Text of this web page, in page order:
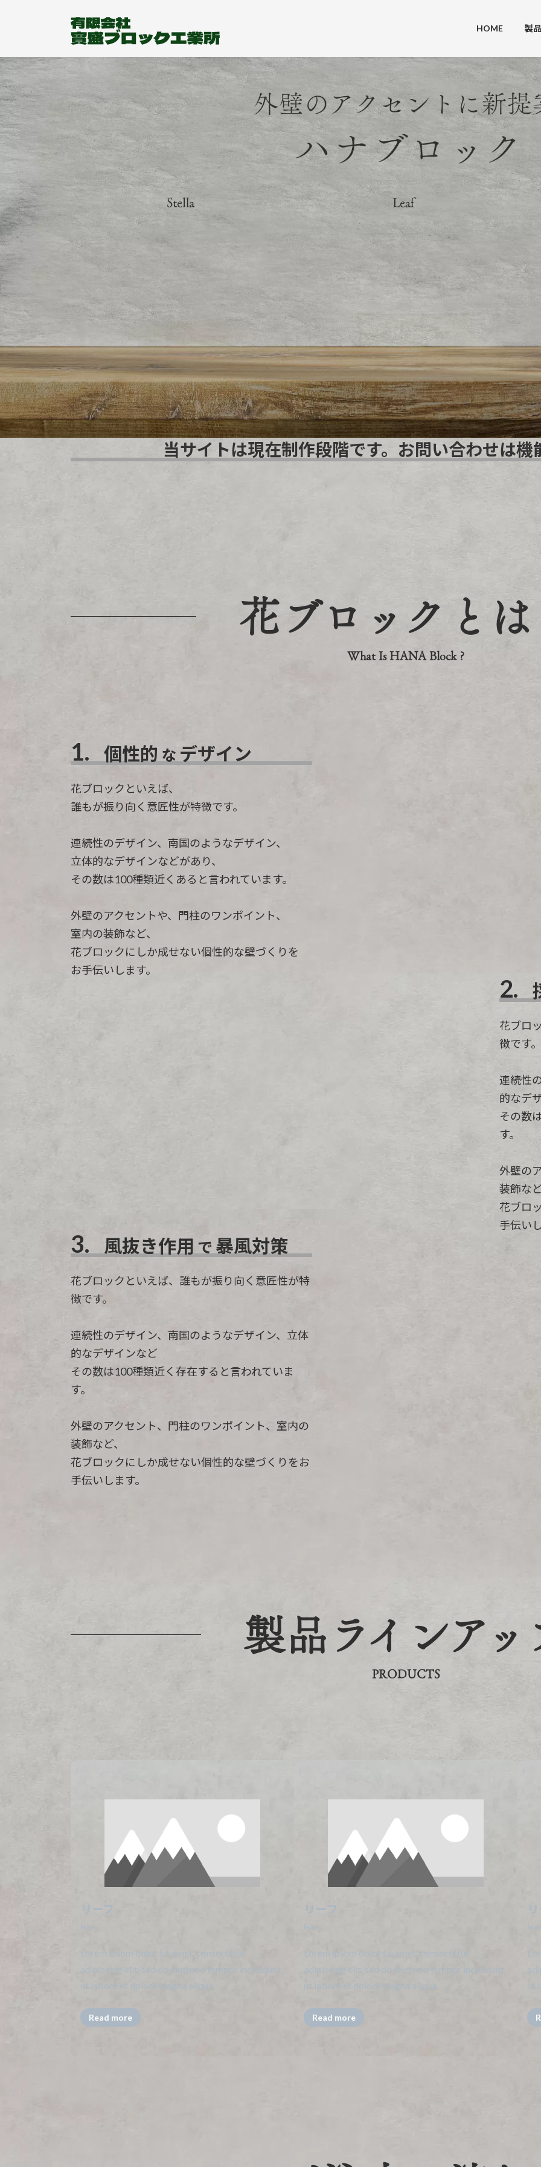
ツ
へ
ス
キ
ッ
プ
シ
ョ
ン
に
移
動
HOME 製
当サイトは現在制作段階です。お問い合わせは機
花ブロックとは
What Is HANA Block ?
1. 個性的 な デザイン
花ブロックといえば、
誰もが振り向く意匠性が特徴です。
連続性のデザイン、南国のようなデザイン、
立体的なデザインなどがあり、
その数は100種類近くあると言われています。
外壁のアクセントや、門柱のワンポイント、
室内の装飾など、
花ブロックにしか成せない個性的な壁づくりを
お手伝いします。
2.
花ブロ
徴です。
連続性
的なデ
その数
す。
外壁の
装飾な
花ブロ
手伝い
3. 風抜き作用 で 暴風対策
花ブロックといえば、誰もが振り向く意匠性が特
徴です。
連続性のデザイン、南国のようなデザイン、立体
的なデザインなど
その数は100種類近く存在すると言われていま
す。
外壁のアクセント、門柱のワンポイント、室内の
装飾など、
花ブロックにしか成せない個性的な壁づくりをお
手伝いします。
製品ラインアッ
PRODUCTS
リーフ
Lorem ipsum dolor sit amet, consectetur
adipiscing elit, sed do eiusmod tempor incididunt
ut labore et dolore magna aliqua.
Read more
リーフ
Lorem ipsum dolor sit amet, consectetur
adipiscing elit, sed do eiusmod tempor incididunt
ut labore et dolore magna aliqua.
Read more
ut